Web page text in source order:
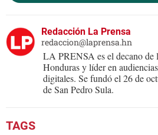
Redacción La Prensa
redaccion@laprensa.hn
LA PRENSA es el decano de
Honduras y líder en
digitales. Se fundó el 26 de
de San Pedro Sula.